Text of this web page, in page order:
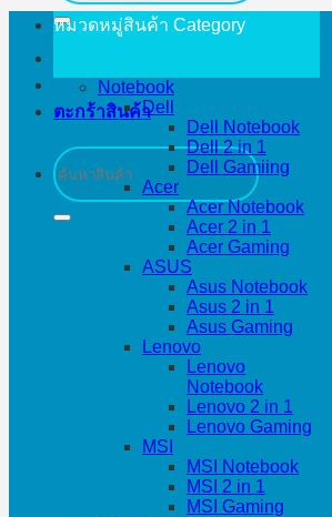
ตะกร้าสินค้า
ค้นหา:
หมวดหมู่สินค้า Category
Notebook
Dell
Dell Notebook
Dell 2 in 1
Dell Gamiing
Acer
Acer Notebook
Acer 2 in 1
Acer Gaming
ASUS
Asus Notebook
Asus 2 in 1
Asus Gaming
Lenovo
Lenovo
Notebook
Lenovo 2 in 1
Lenovo Gaming
MSI
MSI Notebook
MSI 2 in 1
MSI Gaming